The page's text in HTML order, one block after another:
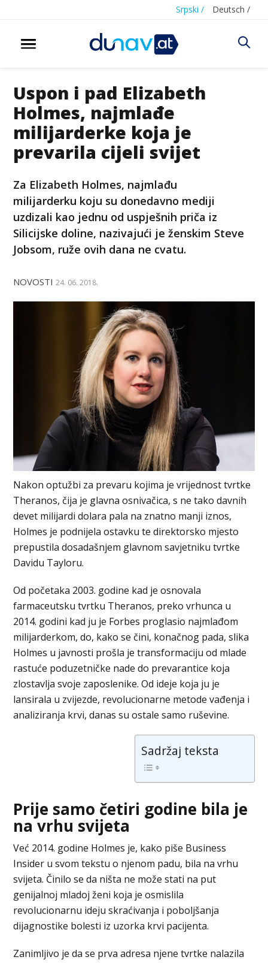
Srpski / Deutsch /
Uspon i pad Elizabeth
Holmes, najmlađe
milijarderke koja je
prevarila cijeli svijet
Za Elizabeth Holmes, najmlađu
milijarderku koju su donedavno mediji
uzdizali kao jednu od uspješnih priča iz
Silicijske doline, nazivajući je ženskim Steve
Jobsom, ruže ovih dana ne cvatu.
NOVOSTI 24. 06. 2018.
Nakon optužbi za prevaru kojima je vrijednost tvrtke
Theranos, čija je glavna osnivačica, s ne tako davnih
devet milijardi dolara pala na znatno manji iznos,
Holmes je podnijela ostavku te direktorsko mjesto
prepustila dosadašnjem glavnom savjetniku tvrtke
Davidu Tayloru.
Od početaka 2003. godine kad je osnovala
farmaceutsku tvrtku Theranos, preko vrhunca u
2014. godini kad ju je Forbes proglasio najmlađom
milijarderkom, do, kako se čini, konačnog pada, slika
Holmes u javnosti prošla je transformaciju od mlade
rastuće poduzetničke nade do prevarantice koja
zlostavlja svoje zaposlenike. Od ideje koja ju je
lansirala u zvijezde, revolucionarne metode vađenja i
analiziranja krvi, danas su ostale samo ruševine.
Sadržaj teksta
Prije samo četiri godine bila je
na vrhu svijeta
Već 2014. godine Holmes je, kako piše Business
Insider u svom tekstu o njenom padu, bila na vrhu
svijeta. Činilo se da ništa ne može stati na put
genijalnoj mladoj ženi koja je osmislila
revolucionarnu ideju skraćivanja i poboljšanja
dijagnostike bolesti iz uzorka krvi pacijenta.
Zanimljivo je da se prva adresa njene tvrtke nalazila